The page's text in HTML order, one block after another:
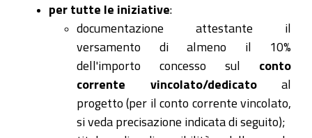
per tutte le iniziative:
documentazione attestante il
versamento di almeno il 10%
dell'importo concesso sul conto
corrente vincolato/dedicatoal
progetto (per il conto corrente vincolato,
si veda precisazione indicata di seguito);